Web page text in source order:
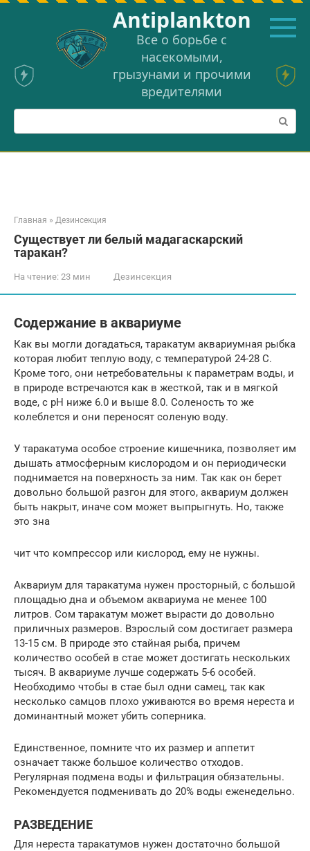
Перейти
Аntiplankton
Все о борьбе с
насекомыми,
грызунами и прочими
вредителями
Поиск:
Главная » Дезинсекция
Существует ли белый мадагаскарский
таракан?
На чтение: 23 мин Дезинсекция
Содержание в аквариуме
Как вы могли догадаться, таракатум аквариумная рыбка
которая любит теплую воду, с температурой 24-28 С.
Кроме того, они нетребовательны к параметрам воды, и
в природе встречаются как в жесткой, так и в мягкой
воде, с рН ниже 6.0 и выше 8.0. Соленость то же
колеблется и они переносят соленую воду.
У таракатума особое строение кишечника, позволяет им
дышать атмосферным кислородом и он периодически
поднимается на поверхность за ним. Так как он берет
довольно большой разгон для этого, аквариум должен
быть накрыт, иначе сом может выпрыгнуть. Но, также
это зна
чит что компрессор или кислород, ему не нужны.
Аквариум для таракатума нужен просторный, с большой
площадью дна и объемом аквариума не менее 100
литров. Сом таракатум может вырасти до довольно
приличных размеров. Взрослый сом достигает размера
13-15 см. В природе это стайная рыба, причем
количество особей в стае может достигать нескольких
тысяч. В аквариуме лучше содержать 5-6 особей.
Необходимо чтобы в стае был одни самец, так как
несколько самцов плохо уживаются во время нереста и
доминантный может убить соперника.
Единственное, помните что их размер и аппетит
означает также большое количество отходов.
Регулярная подмена воды и фильтрация обязательны.
Рекомендуется подменивать до 20% воды еженедельно.
РАЗВЕДЕНИЕ
Для нереста таракатумов нужен достаточно большой